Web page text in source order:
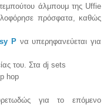
άλμπουμ της Uffie
πρόσφατα, καθώς
Pνα υπερηφανεύεται για
του. Στα dj sets
hop
για το επόμενο